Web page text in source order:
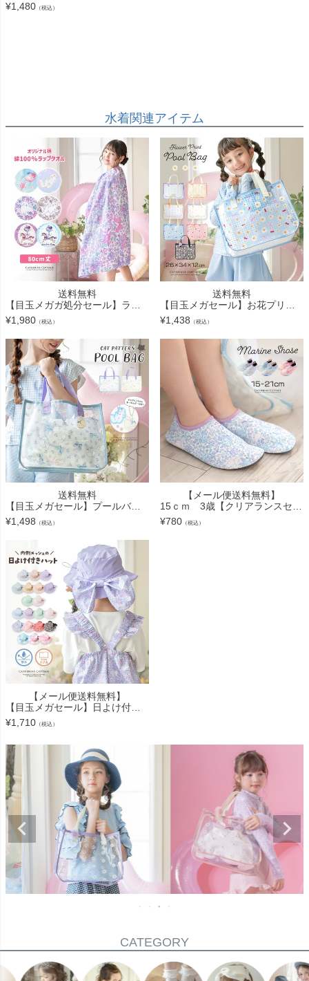
¥1,480 （税込）
水着関連アイテム
送料無料
【目玉メガガ処分セール】ラップタオル 80cm丈 繰り返し洗濯後もソフトな肌触り ロマンティック プールタオル ラップタオル キッズ 巻きタオル バスタオル 着替えタオル 80x120cm キッズ ジュ
¥1,980 （税込）
送料無料
【目玉メガセール】お花プリントプールバッグ セール お花ヘアクリップ付き ビニールバッグ おしゃれ ビーチバッグ TAK
¥1,438 （税込）
送料無料
【目玉メガセール】プールバッグ+キーホルダーSET プールバッグ ビニールバッグ 猫柄 リボン柄 キャサリンコテージ TAK
¥1,498 （税込）
【メール便送料無料】
15ｃｍ 3歳【クリアランスセール】キッズ マリンシューズ 白猫キャサリン柄 キャサリンコテージ YUP12《メール便優先商品》
¥780 （税込）
【メール便送料無料】
【目玉メガセール】日よけ付きハット リボン UV対策 撥水 バケットハット カジュアル 帽子 キャサリンコテージ YUP12《メール便優先商品》
¥1,710 （税込）
CATEGORY